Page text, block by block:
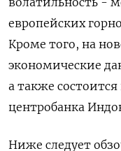
европейских
Кроме того, на
экономические
а также
центробанка
Ниже следует